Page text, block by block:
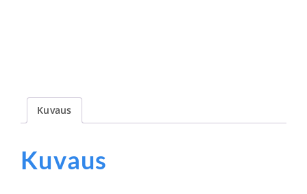
Kuvaus
Kuvaus